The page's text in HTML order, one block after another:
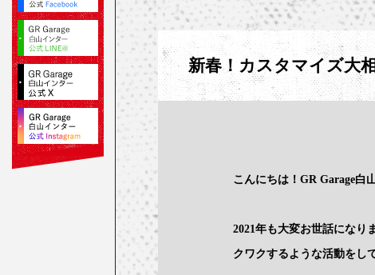
新春！カスタマイズ大
こんにちは！GR Garage白
2021年も大変お世話になり
クワクするような活動をし